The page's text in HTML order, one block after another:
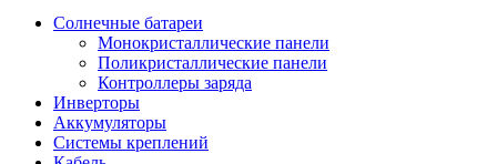
Солнечные батареи
Монокристаллические панели
Поликристаллические панели
Контроллеры заряда
Инверторы
Аккумуляторы
Системы креплений